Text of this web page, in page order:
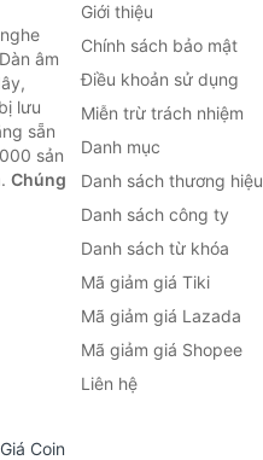
âm
lưu
sẵn
sản
Chúng
Giới thiệu
Chính sách bảo mật
Điều khoản sử dụng
Miễn trừ trách nhiệm
Danh mục
Danh sách thương hiệu
Danh sách công ty
Danh sách từ khóa
Mã giảm giá Tiki
Mã giảm giá Lazada
Mã giảm giá Shopee
Liên hệ
Giá Coin